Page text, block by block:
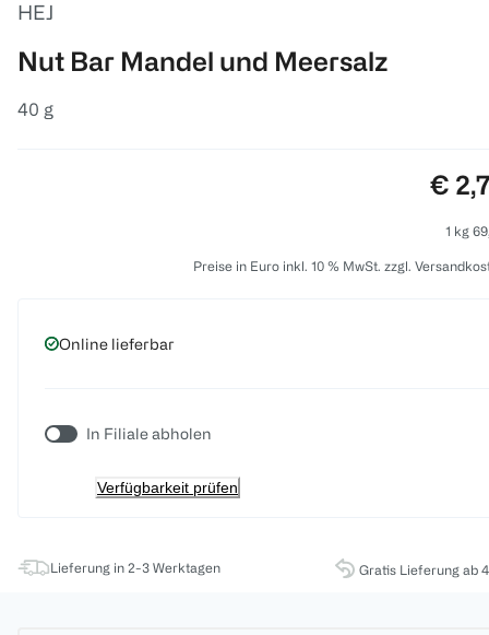
HEJ
Nut Bar Mandel und Meersalz
40 g
€
1 kg
Preise in Euro inkl. 10 % MwSt. zzgl.
Online lieferbar
In Filiale abholen
Verfügbarkeit prüfen
Lieferung in 2-3 Werktagen Gratis Lieferung ab